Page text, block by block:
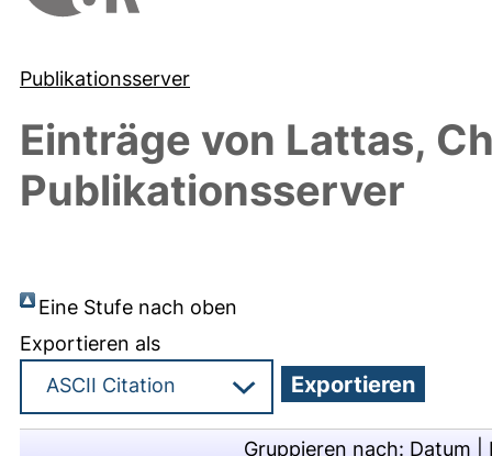
Publikationsserver
Einträge von Lattas,
Publikationsserver
Eine Stufe nach oben
Exportieren als
Gruppieren nach: Datum